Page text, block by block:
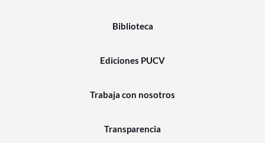
Biblioteca
Ediciones PUCV
Trabaja con nosotros
Transparencia